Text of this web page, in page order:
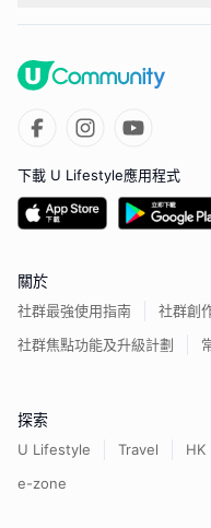
下載 U Lifestyle應用程式
關於
社群最強使用指南
社群創
社群焦點功能及升級計劃
探索
U Lifestyle Travel HK
e-zone